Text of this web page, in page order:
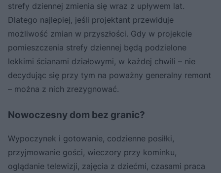
strefy dziennej zmienia się wraz z upływem lat.
Dlatego najlepiej, jeśli projektant przewiduje
możliwość zmian w przyszłości. Gdy w projekcie
pomieszczenia strefy dziennej będą podzielone
lekkimi ścianami działowymi, w każdej chwili – nie
decydując się przy tym na poważny generalny remont
– można z nich zrezygnować.
Nowoczesny dom bez granic?
Wypoczynek i gotowanie, codzienne posiłki,
przyjmowanie gości, wieczory przy kominku,
oglądanie telewizji, zajęcia z dziećmi, czasami praca